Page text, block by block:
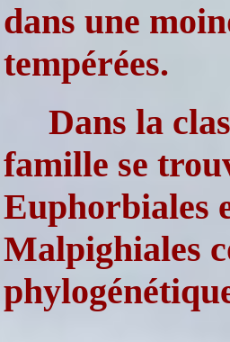
dans une
tempérées.
Dans la
famille se
Euphorbiales
Malpighiales